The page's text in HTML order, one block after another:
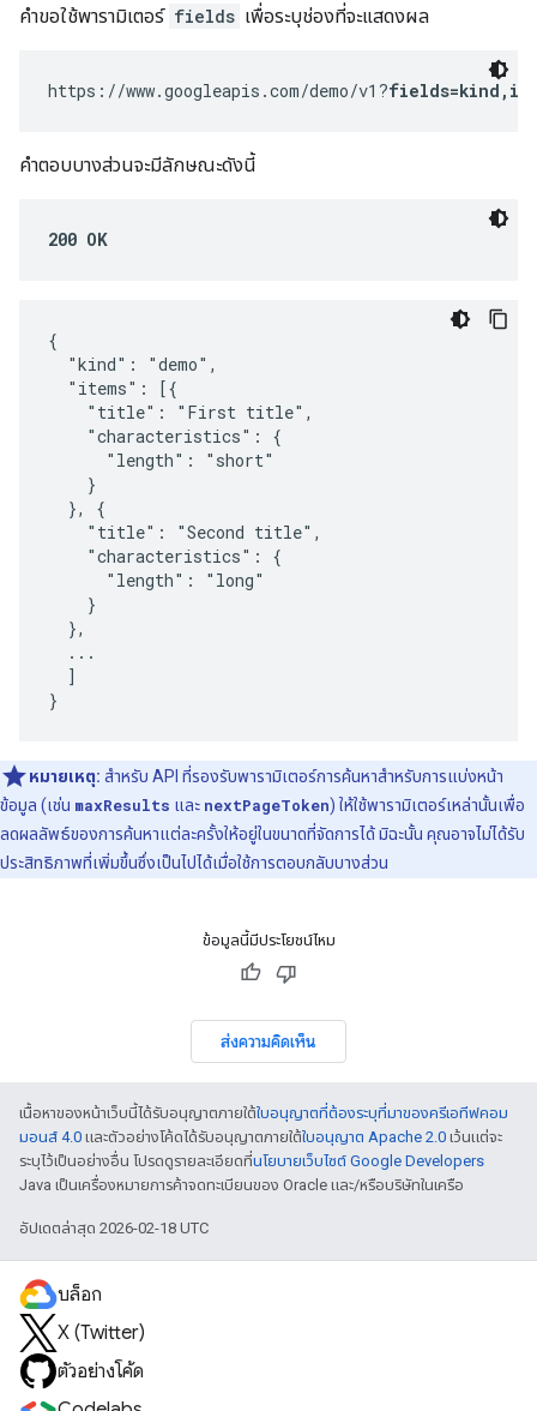
คำขอใช้พารามิเตอร์ fields เพื่อระบุช่องที่จะแสดงผล
https://www.googleapis.com/demo/v1?
คำตอบบางส่วนจะมีลักษณะดังนี้
200 OK
{
  "kind": "demo",
  "items": [{
    "title": "First title",
    "characteristics": {
      "length": "short"
    }
  }, {
    "title": "Second title",
    "characteristics": {
      "length": "long"
    }
  },
  ...
  ]
}
หมายเหตุ: สำหรับ API ที่รองรับพารามิเตอร์การค้นหาสำหรับการแบ่งหน้า
ข้อมูล (เช่น maxResults และ nextPageToken) ให้ใช้พารามิเตอร์เหล่านั้นเพื่อ
ลดผลลัพธ์ของการค้นหาแต่ละครั้งให้อยู่ในขนาดที่จัดการได้ มิฉะนั้น คุณอาจไม่ได้รับ
ประสิทธิภาพที่เพิ่มขึ้นซึ่งเป็นไปได้เมื่อใช้การตอบกลับบางส่วน
ข้อมูลนี้มีประโยชน์ไหม
ส่งความคิดเห็น
เนื้อหาของหน้าเว็บนี้ได้รับอนุญาตภายใต้ใบอนุญาตที่ต้องระบุที่มาของครีเอทีฟคอม
มอนส์ 4.0 และตัวอย่างโค้ดได้รับอนุญาตภายใต้ใบอนุญาต Apache 2.0 เว้นแต่จะ
ระบุไว้เป็นอย่างอื่น โปรดดูรายละเอียดที่นโยบายเว็บไซต์ Google Developers
Java เป็นเครื่องหมายการค้าจดทะเบียนของ Oracle และ/หรือบริษัทในเครือ
อัปเดตล่าสุด 2026-02-18 UTC
บล็อก
X (Twitter)
ตัวอย่างโค้ด